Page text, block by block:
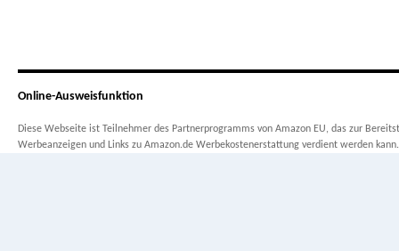
Online-Ausweisfunktion
Diese Webseite ist Teilnehmer des Partnerprogramms von Amazon EU, das zur
Werbeanzeigen und Links zu Amazon.de Werbekostenerstattung verdient werden kann.